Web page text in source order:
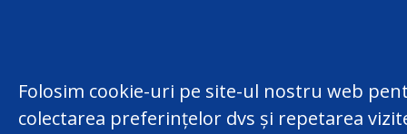
facebook
(022)
MD-
Folosim cookie-uri pe site-ul nostru web
colectarea preferințelor dvs și repetarea